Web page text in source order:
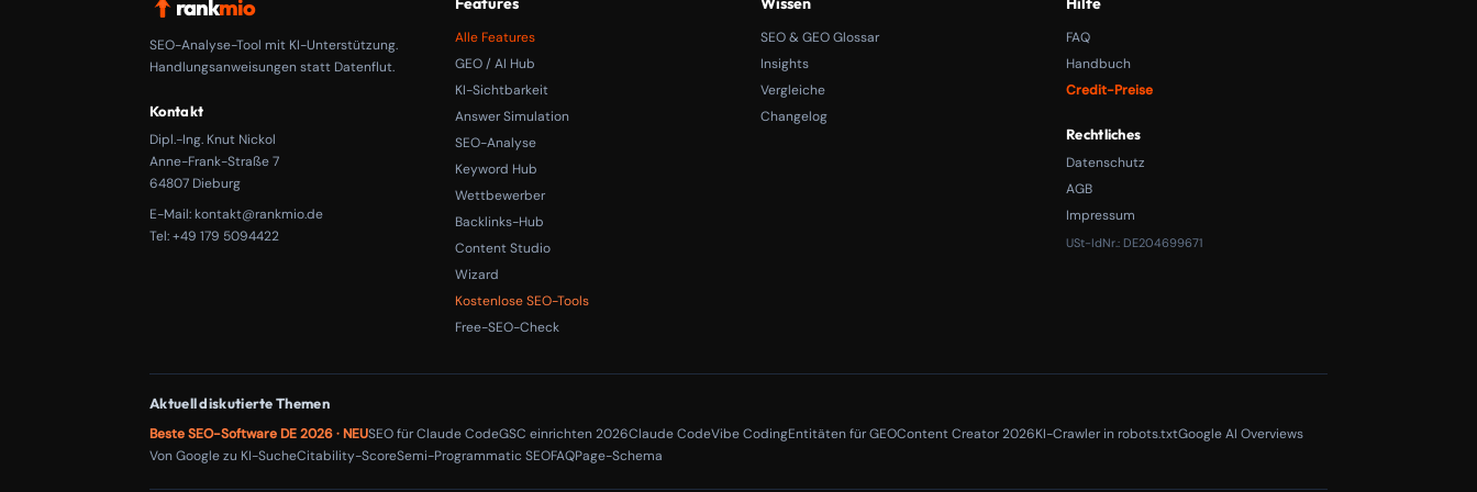
rankmio
SEO-Analyse-Tool mit KI-Unterstützung.
Handlungsanweisungen statt Datenflut.
Kontakt
Dipl.-Ing. Knut Nickol
Anne-Frank-Straße 7
64807 Dieburg
E-Mail:kontakt@rankmio.de
Tel: +49 179 5094422
Alle Features
GEO / AI Hub
KI-Sichtbarkeit
Answer Simulation
SEO-Analyse
Keyword Hub
Wettbewerber
Backlinks-Hub
Content Studio
Wizard
Kostenlose SEO-Tools
Free-SEO-Check
SEO & GEO Glossar
Insights
Vergleiche
Changelog
FAQ
Handbuch
Credit-Preise
Rechtliches
Datenschutz
AGB
Impressum
USt-IdNr.: DE204699671
Aktuell diskutierte Themen
Beste SEO-Software DE 2026 · NEUSEO für Claude CodeGSC einrichten 2026Claude CodeVibe CodingEntitäten für GEOContent Creator 2026KI-Crawler in robots.txtGoogle AI Overviews
Von Google zu KI-SucheCitability-ScoreSemi-Programmatic SEOFAQPage-Schema